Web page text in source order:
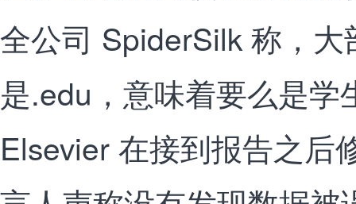
全公司 SpiderSilk 称，
是.edu，意味着要么是学
Elsevier 在接到报告之后